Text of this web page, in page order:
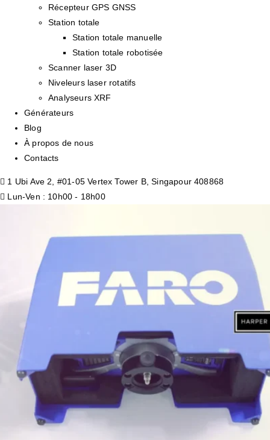
Récepteur GPS GNSS
Station totale
Station totale manuelle
Station totale robotisée
Scanner laser 3D
Niveleurs laser rotatifs
Analyseurs XRF
Générateurs
Blog
À propos de nous
Contacts
1 Ubi Ave 2, #01-05 Vertex Tower B, Singapour 408868
Lun-Ven : 10h00 - 18h00